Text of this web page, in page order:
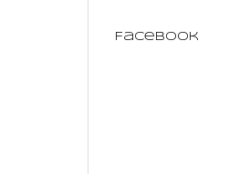
Facebook